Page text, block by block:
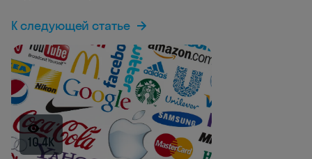
К следующей статье
10.4K